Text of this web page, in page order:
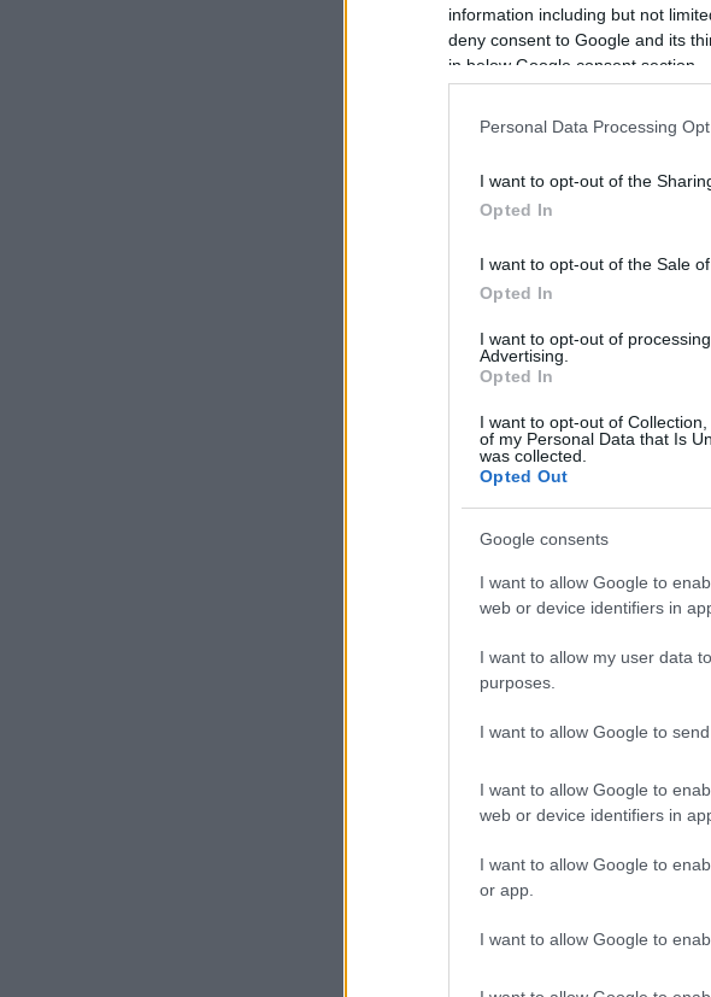
information including but not
deny consent to Google and its
in below Google consent section.
Personal Data Processing
I want to opt-out of the
Opted In
I want to opt-out of the Sale
Opted In
I want to opt-out of
Advertising.
Opted In
I want to opt-out of
of my Personal Data that Is
was collected.
Opted Out
Google consents
I want to allow Google to
web or device identifiers in
I want to allow my user data
purposes.
I want to allow Google to
I want to allow Google to
web or device identifiers in
I want to allow Google to
or app.
I want to allow Google to